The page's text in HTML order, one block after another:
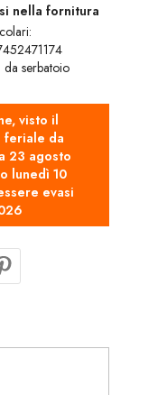
nella fornitura
da serbatoio
visto il
feriale da
23 agosto
lunedì 10
evasi